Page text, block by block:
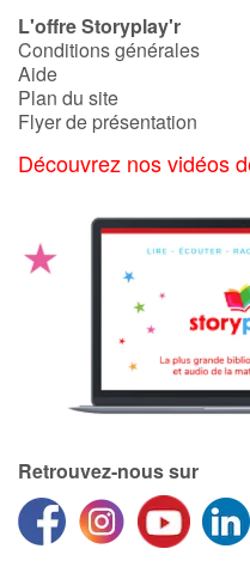
Quotidien et loisirs
À l'école
Fêtes et évènements
Amour et amitié
Sujets de société
Émotions et sentiments
Formats et illustrations
Contraste +
L'offre Storyplay'r
Conditions générales
Aide
Plan du site
Flyer de présentation
Découvrez nos vidéos
Retrouvez-nous sur